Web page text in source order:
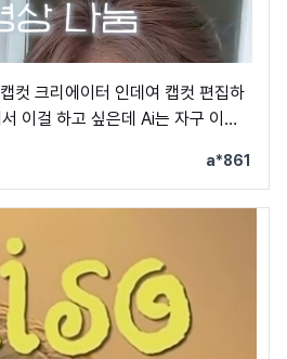
에이터 인데여 캡컷 편집하
고 싶은데 Ai는 자구 이상
ㅠ
a*861